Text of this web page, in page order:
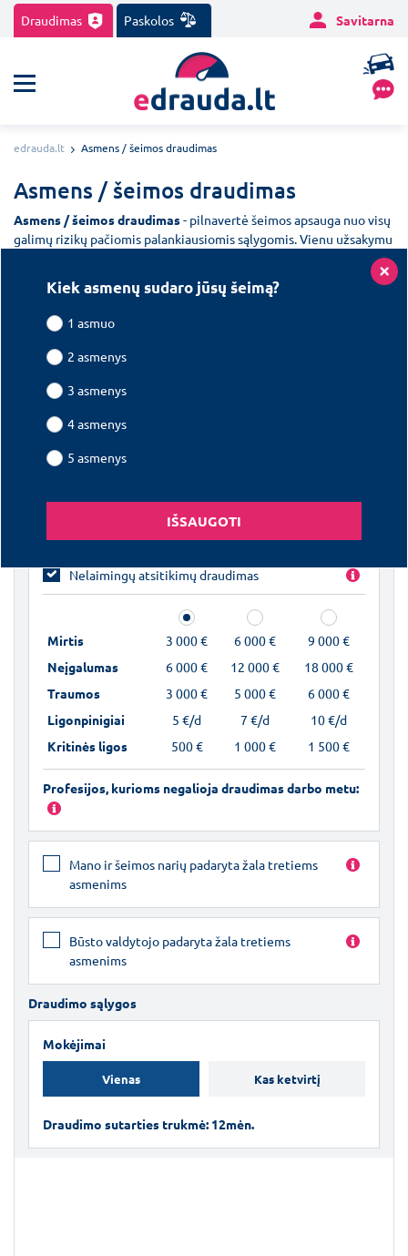
Kiek asmenų sudaro jūsų šeimą?
1 asmuo
2 asmenys
3 asmenys
4 asmenys
5 asmenys
IŠSAUGOTI
Draudimas Paskolos Savitarna
edrauda.lt Asmens / šeimos draudimas
Asmens / šeimos draudimas
Asmens / šeimos draudimas- pilnavertė šeimos apsauga nuo visų
galimų rizikų pačiomis palankiausiomis sąlygomis. Vienu užsakymu
apdrausikite savo šeimą nuo nelaimingų atsitikimų, traumų, ligų,
asmens civilinės atsakomybės ir medicininių išlaidų tuo metu, kai
keliausite bet kurioje šalyje.
Šeima
Nelaimingų atsitikimų draudimas
Mirtis 3 000 € 6 000 €
9 000 €
Neįgalumas
6 000 € 12 000 €
18 000 €
Traumos
3 000 € 5 000 €
6 000 €
Ligonpinigiai
5 €/d 7 €/d
10 €/d
Kritinės ligos
500 € 1 000 € 1 500 €
Profesijos, kurioms negalioja draudimas darbo metu:
Mano ir šeimos narių padaryta žala tretiems
asmenims
Būsto valdytojo padaryta žala tretiems
asmenims
Draudimo sąlygos
Mokėjimai
Vienas Kas ketvirtį
Draudimo sutarties trukmė: 12mėn.